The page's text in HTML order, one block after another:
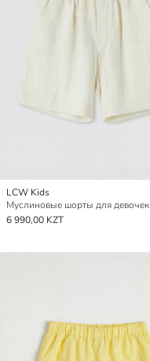
LCW Kids
Муслиновые шорты для девочек
6 990,00 KZT